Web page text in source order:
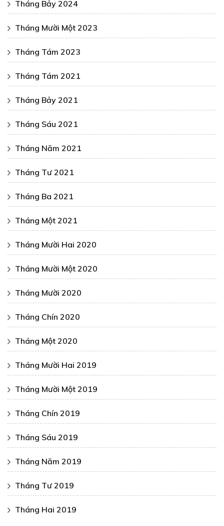
Tháng Bảy 2024
Tháng Mười Một 2023
Tháng Tám 2023
Tháng Tám 2021
Tháng Bảy 2021
Tháng Sáu 2021
Tháng Năm 2021
Tháng Tư 2021
Tháng Ba 2021
Tháng Một 2021
Tháng Mười Hai 2020
Tháng Mười Một 2020
Tháng Mười 2020
Tháng Chín 2020
Tháng Một 2020
Tháng Mười Hai 2019
Tháng Mười Một 2019
Tháng Chín 2019
Tháng Sáu 2019
Tháng Năm 2019
Tháng Tư 2019
Tháng Hai 2019